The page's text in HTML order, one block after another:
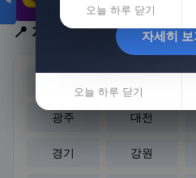
📍 지역 선택
광주 대전
경기 강원
오늘 하루 닫기
자세히
오늘 하루 닫기
자세히
오늘 하루 닫기